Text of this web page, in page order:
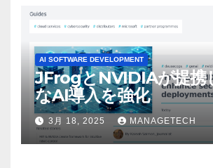
AI SOFTWARE DEVELOPMENT
JFrogとNVIDIAが提携
なAI導入を強化
3月 18, 2025 MANAGETECH